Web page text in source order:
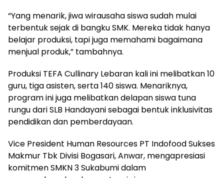
“Yang menarik, jiwa wirausaha siswa sudah mulai
terbentuk sejak di bangku SMK. Mereka tidak hanya
belajar produksi, tapi juga memahami bagaimana
menjual produk,” tambahnya.
Produksi TEFA Cullinary Lebaran kali ini melibatkan 10
guru, tiga asisten, serta 140 siswa. Menariknya,
program ini juga melibatkan delapan siswa tuna
rungu dari SLB Handayani sebagai bentuk inklusivitas
pendidikan dan pemberdayaan.
Vice President Human Resources PT Indofood Sukses
Makmur Tbk Divisi Bogasari, Anwar, mengapresiasi
komitmen SMKN 3 Sukabumi dalam